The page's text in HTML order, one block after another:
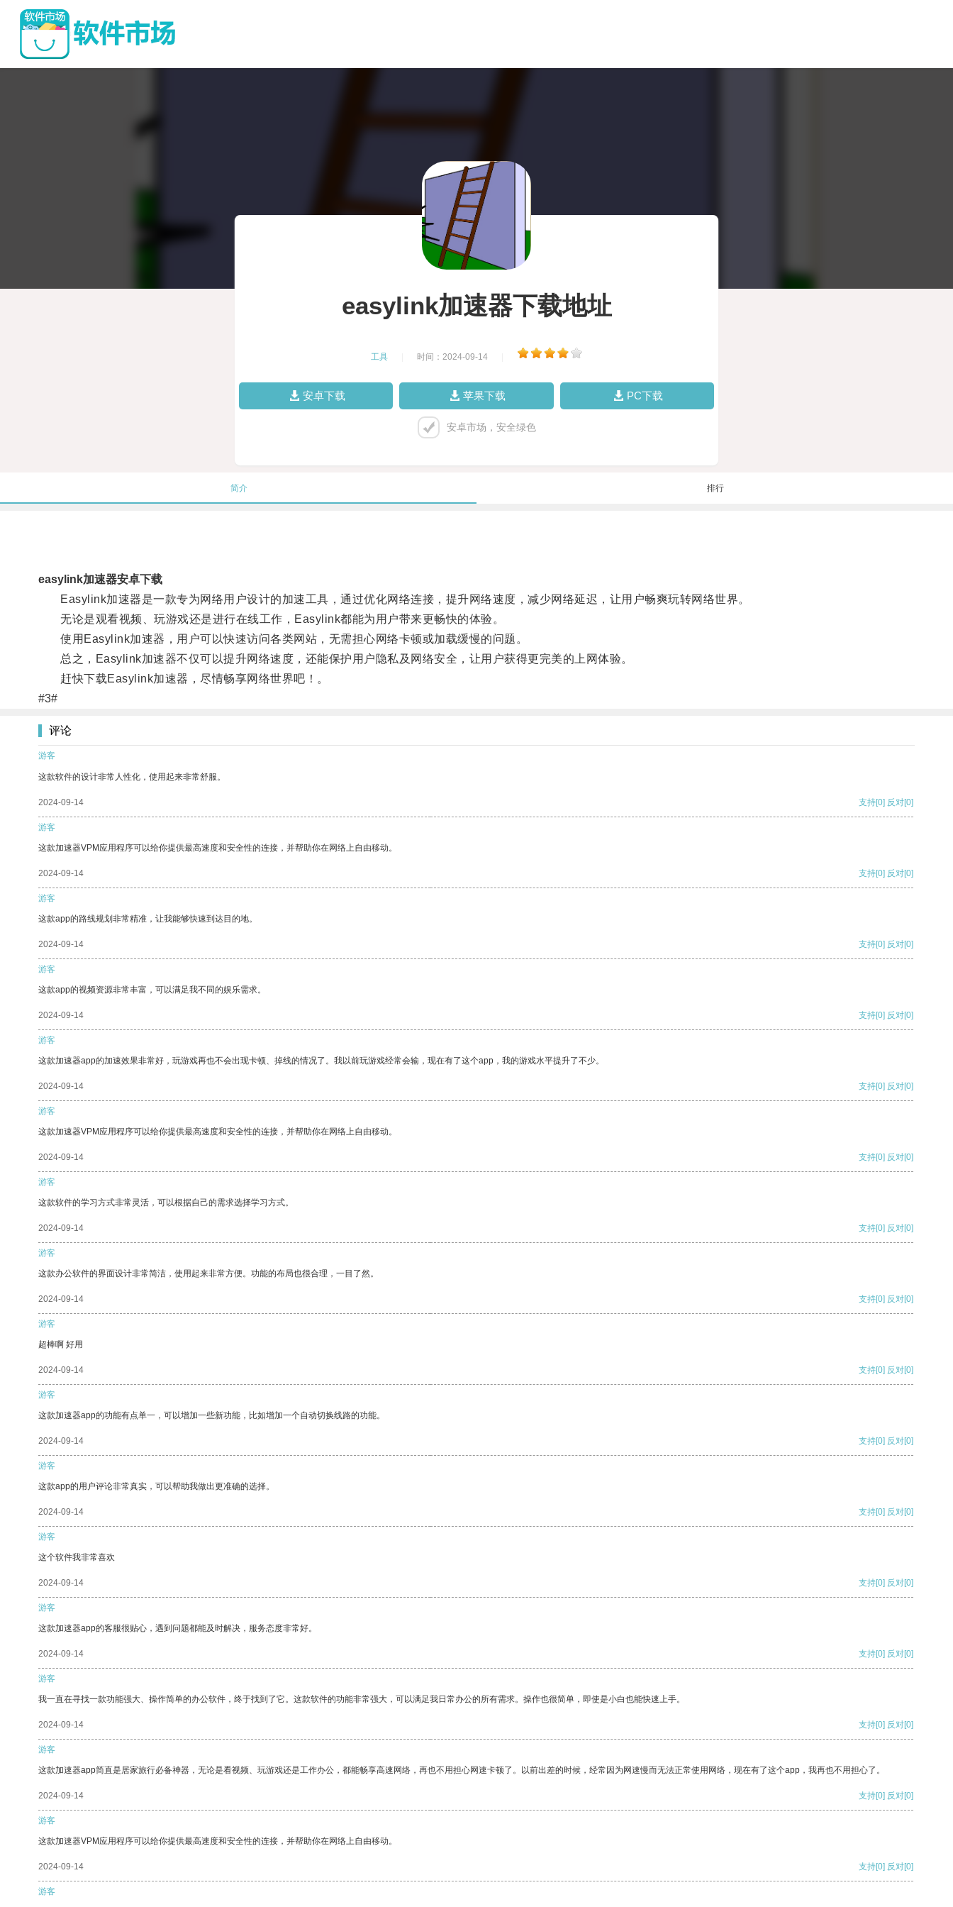
easylink加速器下载地址
工具 时间：2024-09-14
安卓下载 苹果下载 PC下载
安卓市场，安全绿色
简介 排行
easylink加速器安卓下载
Easylink加速器是一款专为网络用户设计的加速工具，通过优化网络连接，提升网络速度，减少网络延迟，让用户畅爽玩转网络世界。
无论是观看视频、玩游戏还是进行在线工作，Easylink都能为用户带来更畅快的体验。
使用Easylink加速器，用户可以快速访问各类网站，无需担心网络卡顿或加载缓慢的问题。
总之，Easylink加速器不仅可以提升网络速度，还能保护用户隐私及网络安全，让用户获得更完美的上网体验。
赶快下载Easylink加速器，尽情畅享网络世界吧！。
#3#
评论
游客
这款软件的设计非常人性化，使用起来非常舒服。
2024-09-14 支持[0] 反对[0]
游客
这款加速器VPM应用程序可以给你提供最高速度和安全性的连接，并帮助你在网络上自由移动。
2024-09-14 支持[0] 反对[0]
游客
这款app的路线规划非常精准，让我能够快速到达目的地。
2024-09-14 支持[0] 反对[0]
游客
这款app的视频资源非常丰富，可以满足我不同的娱乐需求。
2024-09-14 支持[0] 反对[0]
游客
这款加速器app的加速效果非常好，玩游戏再也不会出现卡顿、掉线的情况了。我以前玩游戏经常会输，现在有了这个app，我的游戏水平提升了不少。
2024-09-14 支持[0] 反对[0]
游客
这款加速器VPM应用程序可以给你提供最高速度和安全性的连接，并帮助你在网络上自由移动。
2024-09-14 支持[0] 反对[0]
游客
这款软件的学习方式非常灵活，可以根据自己的需求选择学习方式。
2024-09-14 支持[0] 反对[0]
游客
这款办公软件的界面设计非常简洁，使用起来非常方便。功能的布局也很合理，一目了然。
2024-09-14 支持[0] 反对[0]
游客
超棒啊 好用
2024-09-14 支持[0] 反对[0]
游客
这款加速器app的功能有点单一，可以增加一些新功能，比如增加一个自动切换线路的功能。
2024-09-14 支持[0] 反对[0]
游客
这款app的用户评论非常真实，可以帮助我做出更准确的选择。
2024-09-14 支持[0] 反对[0]
游客
这个软件我非常喜欢
2024-09-14 支持[0] 反对[0]
游客
这款加速器app的客服很贴心，遇到问题都能及时解决，服务态度非常好。
2024-09-14 支持[0] 反对[0]
游客
我一直在寻找一款功能强大、操作简单的办公软件，终于找到了它。这款软件的功能非常强大，可以满足我日常办公的所有需求。操作也很简单，即使是小白也能快速上手。
2024-09-14 支持[0] 反对[0]
游客
这款加速器app简直是居家旅行必备神器，无论是看视频、玩游戏还是工作办公，都能畅享高速网络，再也不用担心网速卡顿了。以前出差的时候，经常因为网速慢而无法正常使用网络，现在有了这个app，我再也不用担心了。
2024-09-14 支持[0] 反对[0]
游客
这款加速器VPM应用程序可以给你提供最高速度和安全性的连接，并帮助你在网络上自由移动。
2024-09-14 支持[0] 反对[0]
游客